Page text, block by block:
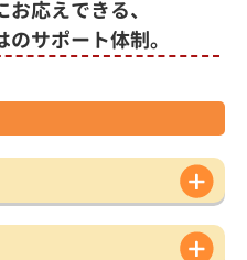
応えできる、
のサポート体制。